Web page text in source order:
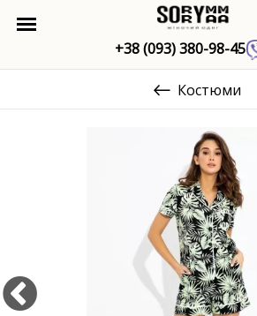
+38 (093) 380-98-45
Костюми